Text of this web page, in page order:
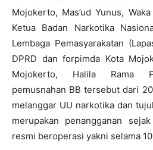
Mojokerto, Mas’ud Yunus,
Ketua Badan Narkotika
Lembaga Pemasyarakatan
DPRD dan forpimda Kota
Mojokerto, Halila Rama
pemusnahan BB tersebut dari
melanggar UU narkotika dan
merupakan penangganan
resmi beroperasi yakni selama